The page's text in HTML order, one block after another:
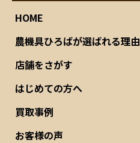
HOME
農機具ひろばが選ばれる理由
店舗をさがす
はじめての方へ
買取事例
お客様の声